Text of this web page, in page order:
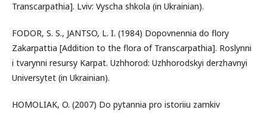
Transcarpathia]. Lviv: Vyscha shkola (in Ukrainian).
FODOR, S. S., JANTSO, L. I. (1984) Dopovnennia do flory
Zakarpattia [Addition to the flora of Transcarpathia]. Roslynni
i tvarynni resursy Karpat. Uzhhorod: Uzhhorodskyi derzhavnyi
Universytet (in Ukrainian).
HOMOLIAK, O. (2007) Do pytannia pro istoriiu zamkiv